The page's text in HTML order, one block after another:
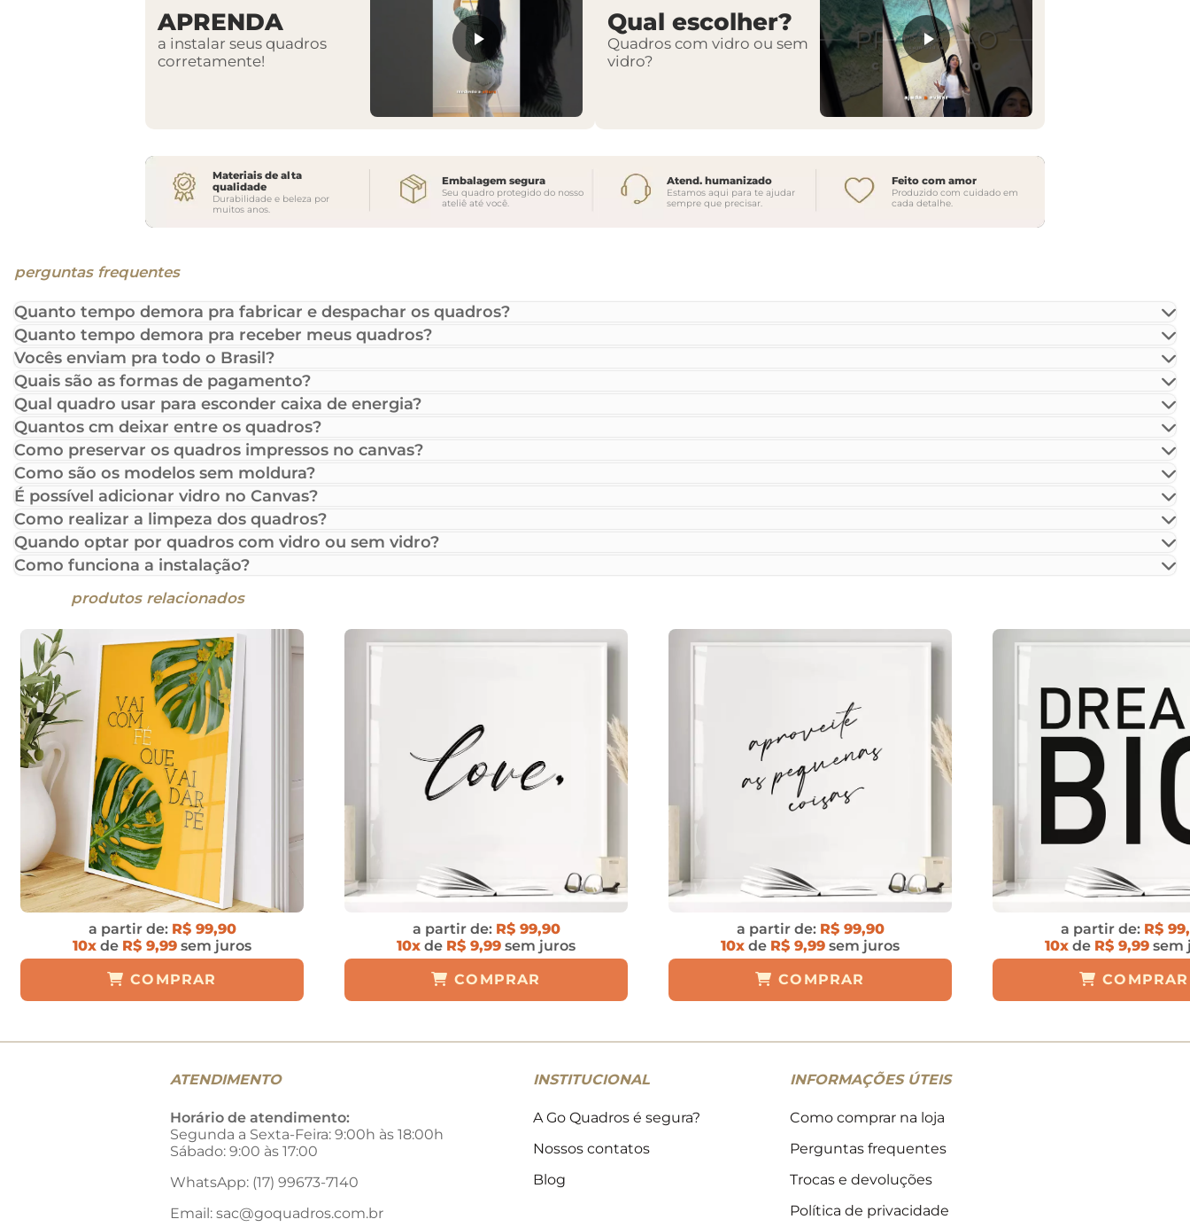
APRENDA
a instalar seus quadros
corretamente!
Qual escolher?
Quadros com vidro ou sem
vidro?
Materiais de alta
qualidade
Durabilidade e beleza por
muitos anos.
Embalagem segura
Seu quadro protegido do nosso
ateliê até você.
Atend. humanizado
Estamos aqui para te ajudar
sempre que precisar.
Feito com amor
Produzido com cuidado em
cada detalhe.
perguntas frequentes
Quanto tempo demora pra fabricar e despachar os quadros?
Quanto tempo demora pra receber meus quadros?
Vocês enviam pra todo o Brasil?
Quais são as formas de pagamento?
Qual quadro usar para esconder caixa de energia?
Quantos cm deixar entre os quadros?
Como preservar os quadros impressos no canvas?
Como são os modelos sem moldura?
É possível adicionar vidro no Canvas?
Como realizar a limpeza dos quadros?
Quando optar por quadros com vidro ou sem vidro?
Como funciona a instalação?
produtos relacionados
a partir de: R$ 99,90
10x de R$ 9,99 sem juros
COMPRAR
a partir de: R$ 99,90
10x de R$ 9,99 sem juros
COMPRAR
a partir de: R$ 99,90
10x de R$ 9,99 sem juros
COMPRAR
a partir de: R$
10x de R$ 9,99 sem
COMPRAR
ATENDIMENTO
Horário de atendimento:
Segunda a Sexta-Feira: 9:00h às 18:00h
Sábado: 9:00 às 17:00
WhatsApp: (17) 99673-7140
Email: sac@goquadros.com.br
INSTITUCIONAL
A Go Quadros é segura?
Nossos contatos
Blog
INFORMAÇÕES ÚTEIS
Como comprar na loja
Perguntas frequentes
Trocas e devoluções
Política de privacidade